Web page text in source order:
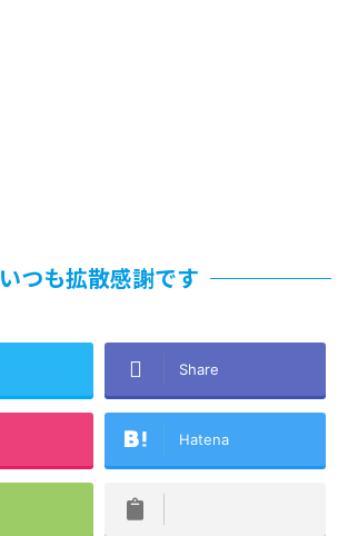
いつも拡散感謝です
Share
Hatena